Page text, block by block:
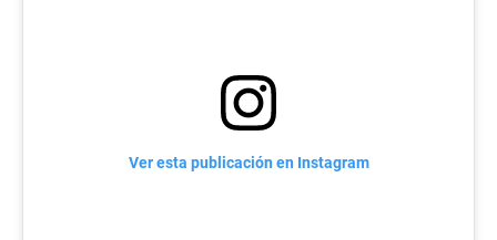
Ver esta publicación en Instagram